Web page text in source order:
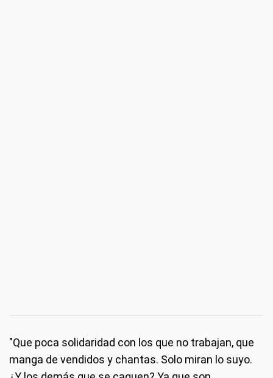
"Que poca solidaridad con los que no trabajan, que
manga de vendidos y chantas. Solo miran lo suyo.